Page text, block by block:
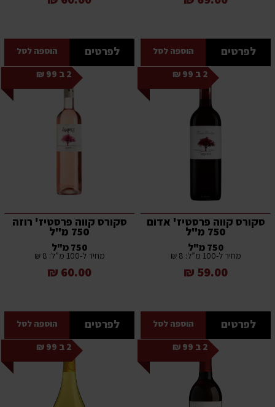
לפרטים הוספה לסל לפרטים הוספה לסל
2 ב 99 ₪
סקורס קווה פרסטיז' אדום
750 מ"ל
750 מ"ל
מחיר ל-100 מ”ל: 8 ₪
59.00 ₪
לפרטים הוספה לסל
2 ב 99 ₪
סקורס קווה פרסטיז' רוזה
750 מ"ל
750 מ"ל
מחיר ל-100 מ”ל: 8 ₪
60.00 ₪
לפרטים הוספה לסל
2 ב 99 ₪ 2 ב 99 ₪